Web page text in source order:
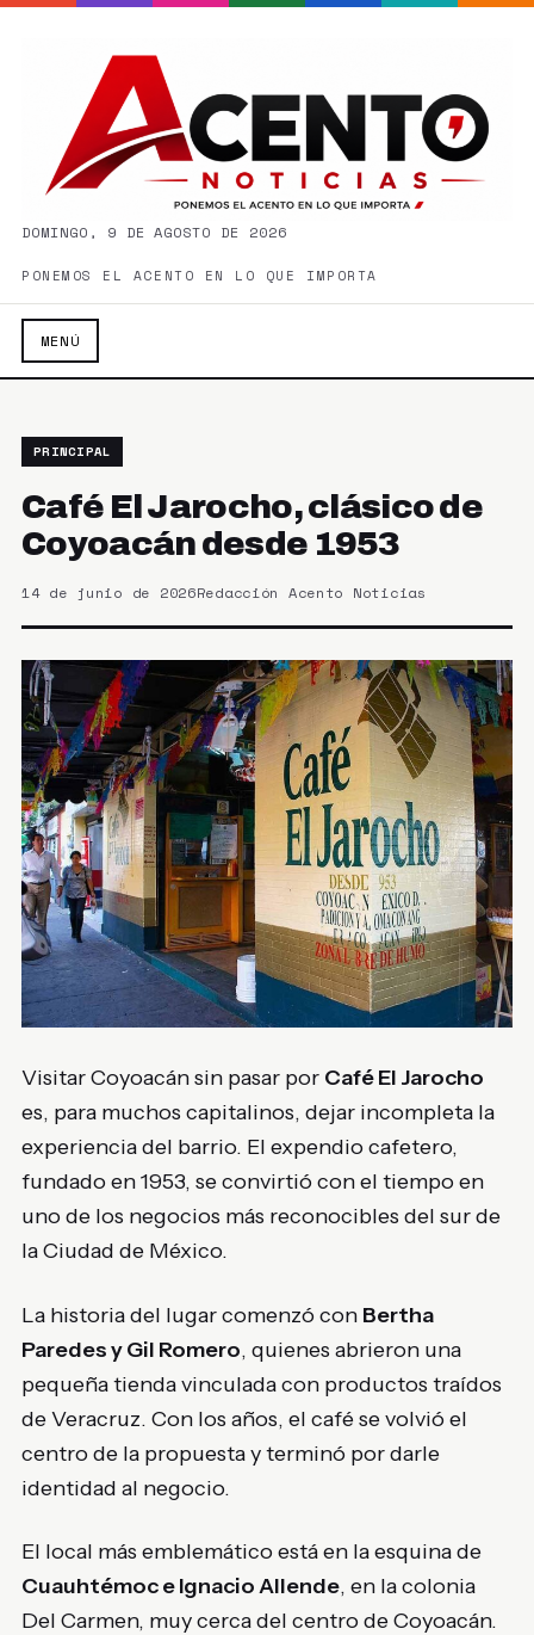
DOMINGO, 9 DE AGOSTO DE 2026
PONEMOS EL ACENTO EN LO QUE IMPORTA
MENÚ
PRINCIPAL
Café El Jarocho, clásico de
Coyoacán desde 1953
14 de junio de 2026Redacción Acento Noticias
Visitar Coyoacán sin pasar por Café El Jarocho
es, para muchos capitalinos, dejar incompleta la
experiencia del barrio. El expendio cafetero,
fundado en 1953, se convirtió con el tiempo en
uno de los negocios más reconocibles del sur de
la Ciudad de México.
La historia del lugar comenzó con Bertha
Paredes y Gil Romero, quienes abrieron una
pequeña tienda vinculada con productos traídos
de Veracruz. Con los años, el café se volvió el
centro de la propuesta y terminó por darle
identidad al negocio.
El local más emblemático está en la esquina de
Cuauhtémoc e Ignacio Allende, en la colonia
Del Carmen, muy cerca del centro de Coyoacán.